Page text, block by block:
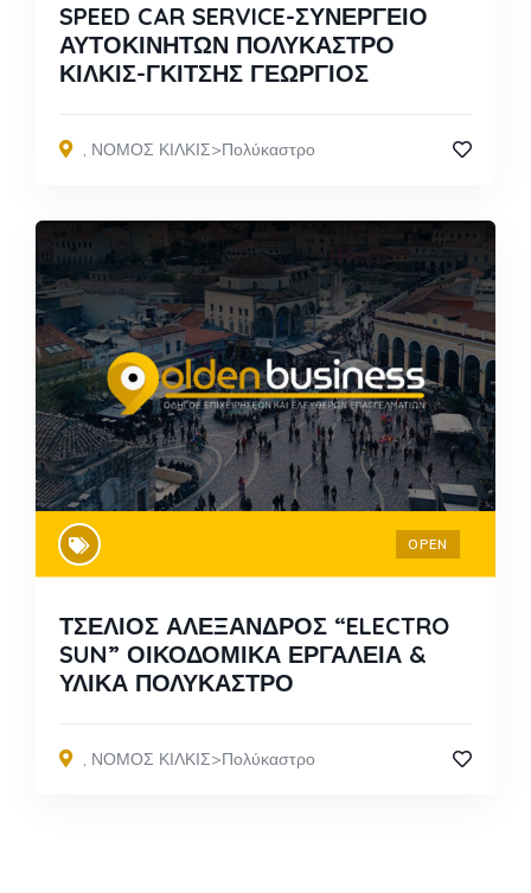
SPEED CAR SERVICE-ΣΥΝΕΡΓΕΙΟ
ΑΥΤΟΚΙΝΗΤΩΝ ΠΟΛΥΚΑΣΤΡΟ
ΚΙΛΚΙΣ-ΓΚΙΤΣΗΣ ΓΕΩΡΓΙΟΣ
, ΝΟΜΟΣ ΚΙΛΚΙΣ>Πολύκαστρο
OPEN
ΤΣΕΛΙΟΣ ΑΛΕΞΑΝΔΡΟΣ “ELECTRO
SUN” ΟΙΚΟΔΟΜΙΚΑ ΕΡΓΑΛΕΙΑ &
ΥΛΙΚΑ ΠΟΛΥΚΑΣΤΡΟ
ΝΟΜΟΣ ΚΙΛΚΙΣ>Πολύκαστρο